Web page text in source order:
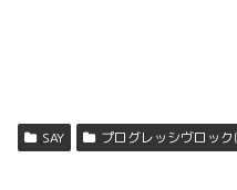
SAY プログレッシヴロッ